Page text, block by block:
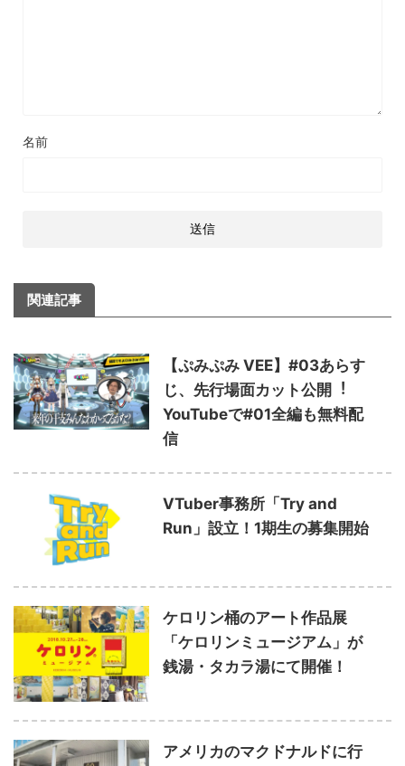
名前
関連記事
【ぷみぷみ VEE】#03あらす
じ、先⾏場⾯カット公開︕
YouTubeで#01全編も無料配
信
VTuber事務所「Try and
Run」設立！1期生の募集開始
ケロリン桶のアート作品展
「ケロリンミュージアム」が
銭湯・タカラ湯にて開催！
アメリカのマクドナルドに行